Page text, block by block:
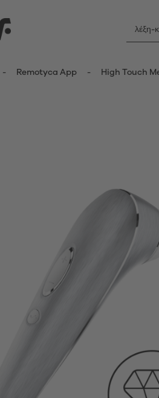
Remotyca App High Touch
Δονητές rabbit-κουνελάκια
Panty Vibrators
Wearable Vibrators
Δονητές επαφής
Warming Vibrators
Δονητές πολυτελείας
Συσκευές αυνανισμού